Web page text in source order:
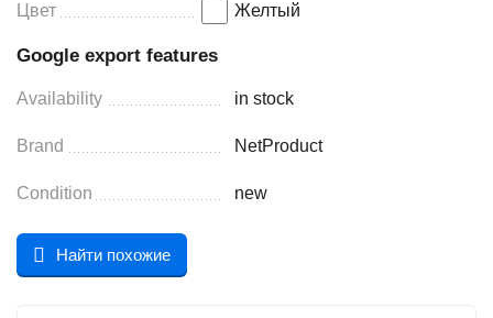
Цвет Желтый
Google export features
Availability in stock
Brand NetProduct
Condition new
Найти похожие